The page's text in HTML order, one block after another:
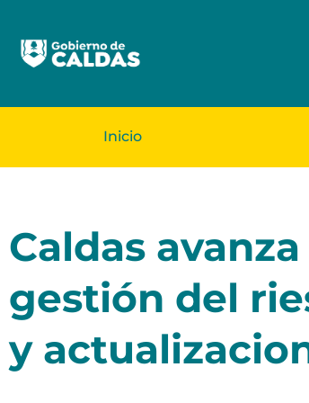
Inicio
Caldas
gestión del
y